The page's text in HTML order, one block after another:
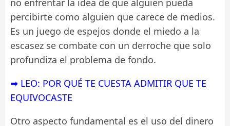
percibirte como alguien que carece de medios.
Es un juego de espejos donde el miedo a la
escasez se combate con un derroche que solo
profundiza el problema de fondo.
➡ LEO: POR QUÉ TE CUESTA ADMITIR QUE TE
EQUIVOCASTE
Otro aspecto fundamental es el uso del dinero